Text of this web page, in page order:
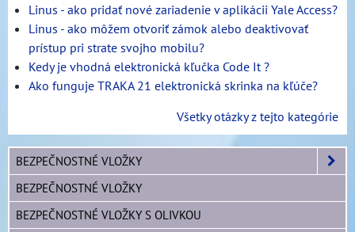
Linus - ako pridať nové zariadenie v aplikácii Yale Access?
Linus - ako môžem otvoriť zámok alebo deaktivovať
prístup pri strate svojho mobilu?
Kedy je vhodná elektronická kľučka Code It ?
Ako funguje TRAKA 21 elektronická skrinka na kľúče?
Všetky otázky z tejto kategórie
BEZPEČNOSTNÉ VLOŽKY
BEZPEČNOSTNÉ VLOŽKY
BEZPEČNOSTNÉ VLOŽKY S OLIVKOU